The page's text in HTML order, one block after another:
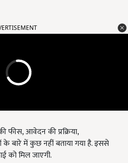
आवेदन की प्रक्रिया,
बारे में कुछ नहीं बताया गया है. इससे
को मिल जाएगी.